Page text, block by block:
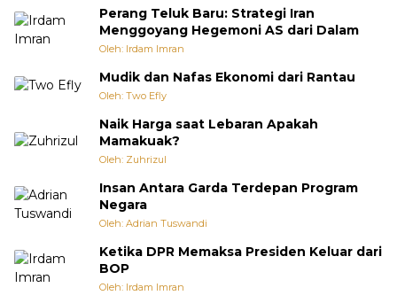
Perang Teluk Baru: Strategi Iran
Menggoyang Hegemoni AS dari Dalam
Oleh: Irdam Imran
Mudik dan Nafas Ekonomi dari Rantau
Oleh: Two Efly
Naik Harga saat Lebaran Apakah
Mamakuak?
Oleh: Zuhrizul
Insan Antara Garda Terdepan Program
Negara
Oleh: Adrian Tuswandi
Ketika DPR Memaksa Presiden Keluar dari
BOP
Oleh: Irdam Imran